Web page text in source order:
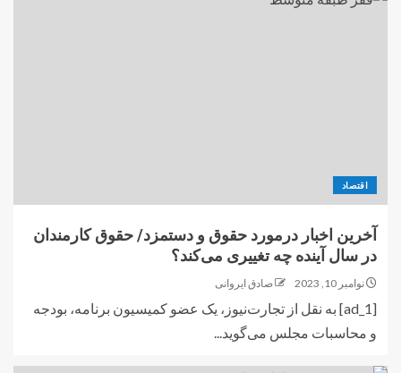
اقتصاد
آخرین اخبار درمورد حقوق و دستمزد/ حقوق کارمندان
در سال آینده چه تغییری می‌کند؟
نوامبر 10, 2023 صادق ایروانی
[ad_1] به نقل از تجارت‌نیوز، یک عضو کمیسیون برنامه، بودجه
و محاسبات مجلس می‌‌گوید...